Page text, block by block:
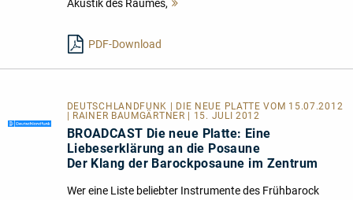
Akustik des Raumes,
PDF-Download
DEUTSCHLANDFUNK | DIE NEUE PLATTE VOM 15.07.2012
| RAINER BAUMGÄRTNER | 15. JULI 2012
BROADCAST Die neue Platte: Eine
Liebeserklärung an die Posaune
Der Klang der Barockposaune im Zentrum
Wer eine Liste beliebter Instrumente des Frühbarock